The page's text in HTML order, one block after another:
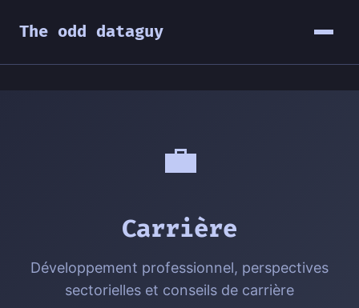
The odd dataguy
💼
Carrière
Développement professionnel, perspectives
sectorielles et conseils de carrière